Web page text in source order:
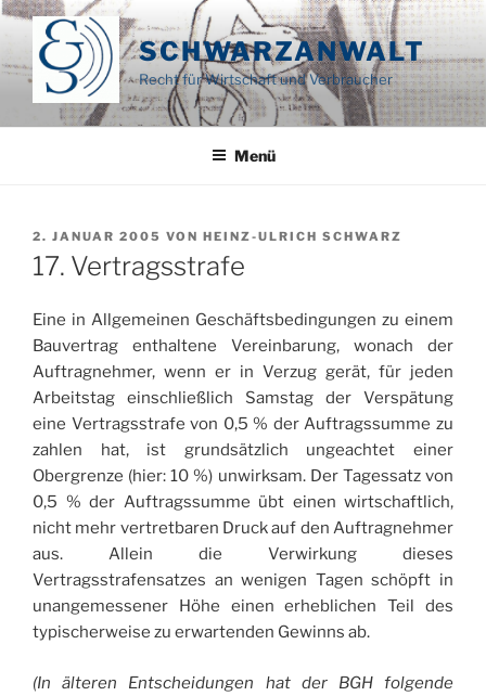
Zum
springen
SCHWARZANWALT
Recht für Wirtschaft und Verbraucher
Menü
VERÖFFENTLICHT
AM
2. JANUAR 2005 VON HEINZ-ULRICH SCHWARZ
17. Vertragsstrafe
Eine in Allgemeinen Geschäftsbedingungen zu einem
Bauvertrag enthaltene Vereinbarung, wonach der
Auftragnehmer, wenn er in Verzug gerät, für jeden
Arbeitstag einschließlich Samstag der Verspätung
eine Vertragsstrafe von 0,5 % der Auftragssumme zu
zahlen hat, ist grundsätzlich ungeachtet einer
Obergrenze (hier: 10 %) unwirksam. Der Tagessatz von
0,5 % der Auftragssumme übt einen wirtschaftlich,
nicht mehr vertretbaren Druck auf den Auftragnehmer
aus. Allein die Verwirkung dieses
Vertragsstrafensatzes an wenigen Tagen schöpft in
unangemessener Höhe einen erheblichen Teil des
typischerweise zu erwartenden Gewinns ab.
(In älteren Entscheidungen hat der BGH folgende